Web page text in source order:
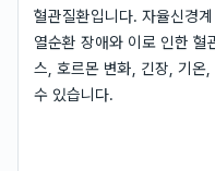
혈관질환입니다. 자율신경
열순환 장애와 이로 인한 혈
스, 호르몬 변화, 긴장, 기온
수 있습니다.